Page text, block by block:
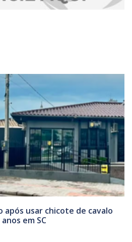
após usar chicote de cavalo
em SC